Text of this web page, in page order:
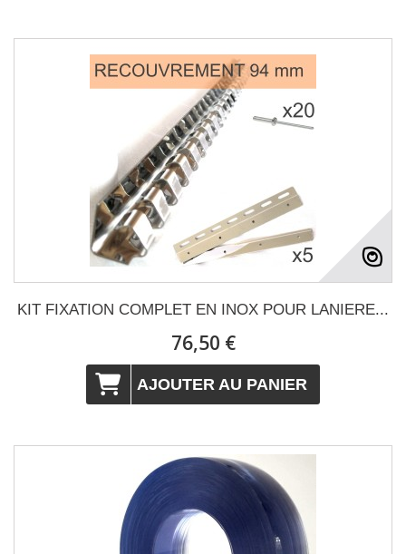
KIT FIXATION COMPLET EN INOX POUR LANIERE...
76,50 €
AJOUTER AU PANIER